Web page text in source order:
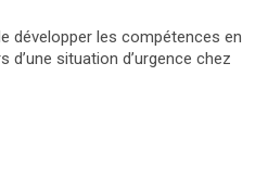
développer les compétences en
situation d’urgence chez